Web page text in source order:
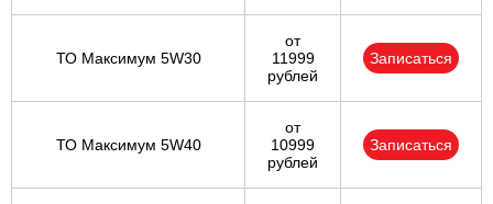
ТО Максимум 5W30
от
11999
рублей
Записаться
ТО Максимум 5W40
от
10999
рублей
Записаться